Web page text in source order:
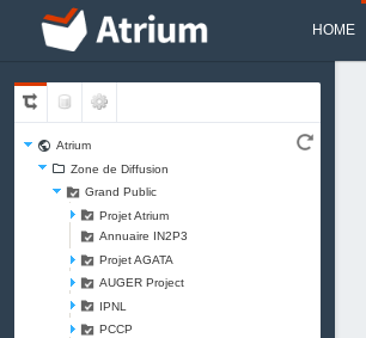
HOME
Atrium
Zone de Diffusion
Grand Public
Projet Atrium
Annuaire IN2P3
Projet AGATA
AUGER Project
IPNL
PCCP